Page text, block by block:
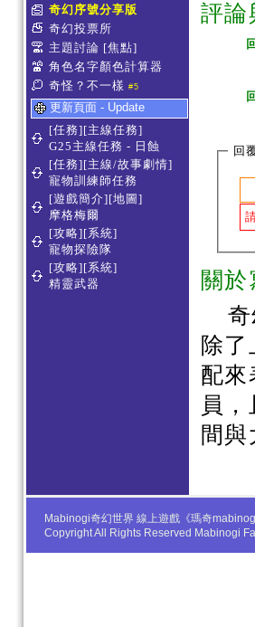
奇幻序號分享版
奇幻投票所
主題討論 [焦點]
角色名字顏色計算器
奇怪？不一樣 #5
更新頁面 - Update
[任務][主線任務]
G25主線任務 - 日蝕
[任務][主線/故事劇情]
寵物訓練師任務
[遊戲簡介][地圖]
摩格梅爾
[攻略][系統]
寵物探險隊
[攻略][系統]
精靈武器
評論
回
關於
除
配來
員
間
Mabinogi奇幻世界 線上遊戲《瑪奇
Copyright All Rights Reserved Mabinogi